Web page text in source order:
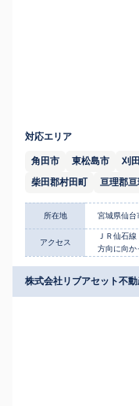
対応エリア
角田市 東松島市 刈
柴田郡村田町
亘理郡
所在地 宮城県仙
アクセス
ＪＲ仙石
方向に向か
株式会社リブアセット不